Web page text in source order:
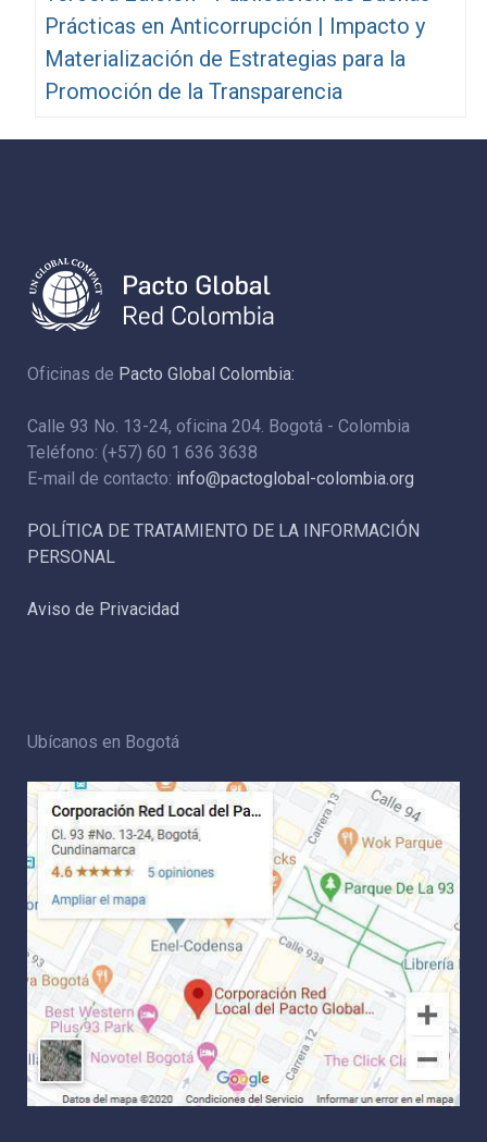
Prácticas en Anticorrupción | Impacto y
Materialización de Estrategias para la
Promoción de la Transparencia
Oficinas de Pacto Global Colombia:
Calle 93 No. 13-24, oficina 204. Bogotá - Colombia
Teléfono: (+57) 60 1 636 3638
E-mail de contacto: info@pactoglobal-colombia.org
POLÍTICA DE TRATAMIENTO DE LA INFORMACIÓN
PERSONAL
Aviso de Privacidad
Ubícanos en Bogotá